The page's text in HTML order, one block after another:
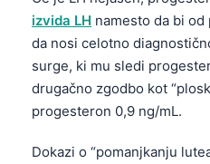
izvida LH namesto da bi
da nosi celotno
surge, ki mu sledi
drugačno zgodbo kot
progesteron 0,9 ng/mL.
Dokazi o “pomanjkanju